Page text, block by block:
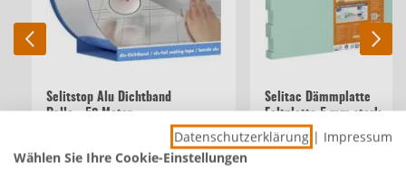
Selitstop Alu Dichtband
Rolle - 50 Meter
Selitac Dämmplatte
Faltplatte 5 mm stark
Datenschutzerklärung | Impressum
Wählen Sie Ihre Cookie-Einstellungen